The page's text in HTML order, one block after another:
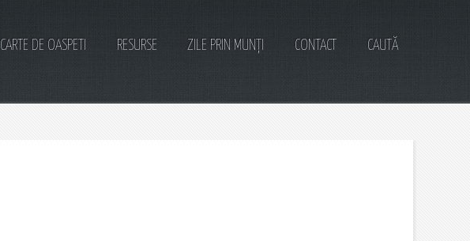
CARTE DE OASPETI RESURSE ZILE PRIN MUNȚI CONTACT CAUTĂ